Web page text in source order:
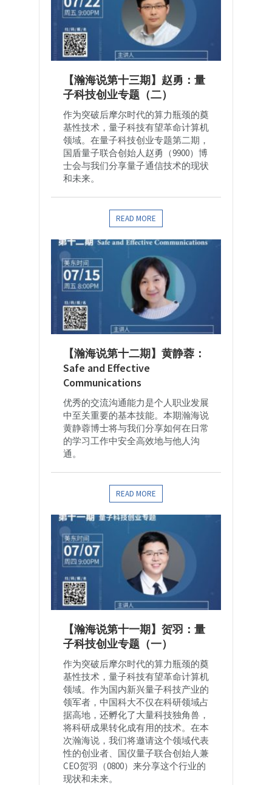
【瀚海说第十三期】赵勇：量
子科技创业专题（二）
作为突破后摩尔时代的算力瓶颈的奠
基性技术，量子科技有望革命计算机
领域。在量子科技创业专题第二期，
国盾量子联合创始人赵勇（9900）博
士会与我们分享量子通信技术的现状
和未来。
READ MORE
【瀚海说第十二期】黄静蓉：
Safe and Effective
Communications
优秀的交流沟通能力是个人职业发展
中至关重要的基本技能。本期瀚海说
黄静蓉博士将与我们分享如何在日常
的学习工作中安全高效地与他人沟
通。
READ MORE
【瀚海说第十一期】贺羽：量
子科技创业专题（一）
作为突破后摩尔时代的算力瓶颈的奠
基性技术，量子科技有望革命计算机
领域。作为国内新兴量子科技产业的
领军者，中国科大不仅在科研领域占
据高地，还孵化了大量科技独角兽，
将科研成果转化成有用的技术。在本
次瀚海说，我们将邀请这个领域代表
性的创业者、国仪量子联合创始人兼
CEO贺羽（0800）来分享这个行业的
现状和未来。